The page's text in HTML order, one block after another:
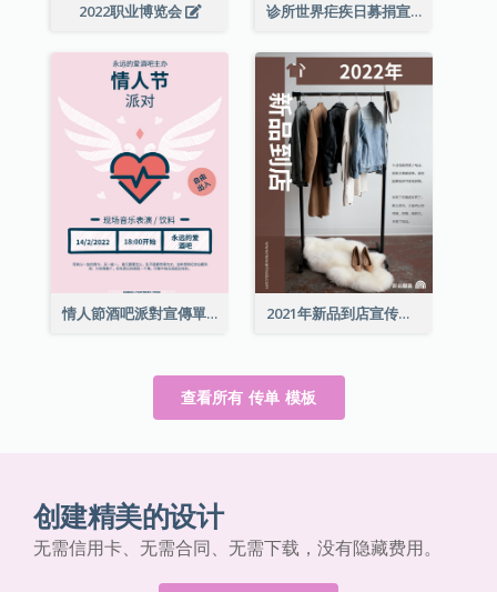
2022职业博览会 诊所世界疟疾日募捐宣传单张
情人節酒吧派對宣傳單張 2021年新品到店宣传单张
查看所有 传单 模板
创建精美的设计
无需信用卡、无需合同、无需下载，没有隐藏费用。